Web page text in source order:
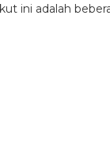
ini adalah